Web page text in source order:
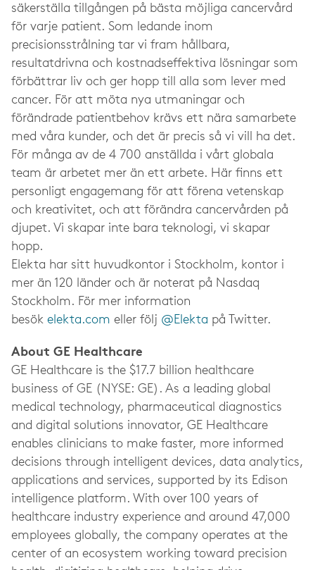
säkerställa tillgången på bästa möjliga cancervård
för varje patient. Som ledande inom
precisionsstrålning tar vi fram hållbara,
resultatdrivna och kostnadseffektiva lösningar som
förbättrar liv och ger hopp till alla som lever med
cancer. För att möta nya utmaningar och
förändrade patientbehov krävs ett nära samarbete
med våra kunder, och det är precis så vi vill ha det.
För många av de 4 700 anställda i vårt globala
team är arbetet mer än ett arbete. Här finns ett
personligt engagemang för att förena vetenskap
och kreativitet, och att förändra cancervården på
djupet. Vi skapar inte bara teknologi, vi skapar
hopp.
Elekta har sitt huvudkontor i Stockholm, kontor i
mer än 120 länder och är noterat på Nasdaq
Stockholm. För mer information
besök elekta.com eller följ @Elekta på Twitter.
About GE Healthcare
GE Healthcare is the $17.7 billion healthcare
business of GE (NYSE: GE). As a leading global
medical technology, pharmaceutical diagnostics
and digital solutions innovator, GE Healthcare
enables clinicians to make faster, more informed
decisions through intelligent devices, data analytics,
applications and services, supported by its Edison
intelligence platform. With over 100 years of
healthcare industry experience and around 47,000
employees globally, the company operates at the
center of an ecosystem working toward precision